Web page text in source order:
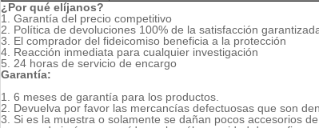
¿Por qué elíjanos?
1. Garantía del precio competitivo
2. Política de devoluciones 100% de la satisfacción
3. El comprador del fideicomiso beneficia a la protección
4. Reacción inmediata para cualquier investigación
5. 24 horas de servicio de encargo
Garantía:
1. 6 meses de garantía para los productos.
2. Devuelva por favor las mercancías defectuosas que son
3. Si es la muestra o solamente se dañan pocos accesorios